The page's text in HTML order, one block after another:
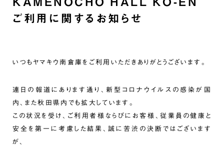
ご利用に関するお知らせ
いつもヤマキウ南倉庫をご利用いただきありがとうございます。
連日の報道にあります通り、新型コロナウイルスの感染が国
内、また秋田県内でも拡大しています。
この状況を受け、ご利用者様ならびにお客様、従業員の健康と
安全を第一に考慮した結果、誠に苦渋の決断ではございます
が、